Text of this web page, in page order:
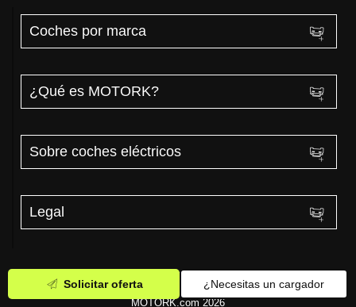
Solicitar oferta ¿Necesitas un cargador
Coches por marca
¿Qué es MOTORK?
Sobre coches eléctricos
Legal
MOTORK.com 2026